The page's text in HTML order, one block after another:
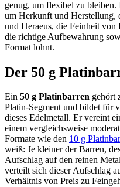
genug, um flexibel zu bleiben.
um Herkunft und Herstellung,
und Heraeus, die Feinheit von
die richtige Aufbewahrung
Format lohnt.
Der 50 g
Ein 50 g Platinbarren gehört
Platin-Segment und bildet für
dieses Edelmetall. Er vereint
einem vergleichsweise
Formate wie den 10 g
weiß: Je kleiner der Barren,
Aufschlag auf den reinen
verteilt sich dieser Aufschlag
Verhältnis von Preis zu